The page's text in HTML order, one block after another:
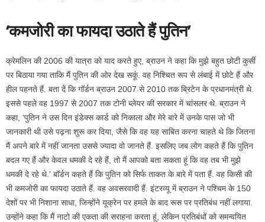
‘कमजोरी का फायदा उठाते हैं पुतिन’
क्रेमलिन की 2006 की यात्रा को याद करते हुए, ब्राउन ने कहा कि मुझे बहुत छोटी कुर्सी
पर बिठाया गया ताकि मैं पुतिन की ओर देख सकूं. वह निश्चित रूप से लंबाई में छोटे हैं और
हील पहनते हैं. बता दें कि गॉर्डन ब्राउन 2007 से 2010 तक ब्रिटेन के प्रधानमंत्री थे.
इससे पहले वह 1997 से 2007 तक टोनी ब्लेयर की सरकार में चांसलर थे. ब्राउन ने
कहा, ‘पुतिन ने उस दिन इंडेक्स कार्ड को निकाला और मेरे बारे में उनके पास जो भी
जानकारी थी उसे पढ़ना शुरू कर दिया, जैसे कि वह यह साबित करना चाहते थे कि जितना
मैं अपने बारे में नहीं जानता उससे ज्यादा वो जानते हैं. इसलिए जब लोग कहते हैं कि पुतिन
बदल गए हैं और केवल धमकी दे रहे हैं, तो मैं आपको बता सकता हूं कि वह तब भी मुझे
धमकी दे रहे थे.’ बॉर्डन कहते हैं कि पुतिन को सिर्फ ताकत के बारे में पता हैं. वह किसी की
भी कमजोरी का फायदा उठाते हैं. वह अवसरवादी हैं. इंटरव्यू में ब्राउन ने पश्चिम के 150
देशों पर भी निशाना साधा, जिन्होंने यूक्रेन पर हमले के बाद रूस पर प्रतिबंध नहीं लगाया.
उन्होंने कहा कि मैं नाटो की एकता की सराहना करता हूं, लेकिन प्रतिबंधों को समन्वयित